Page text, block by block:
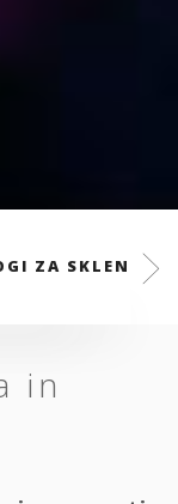
ZA SKLENITEV
in